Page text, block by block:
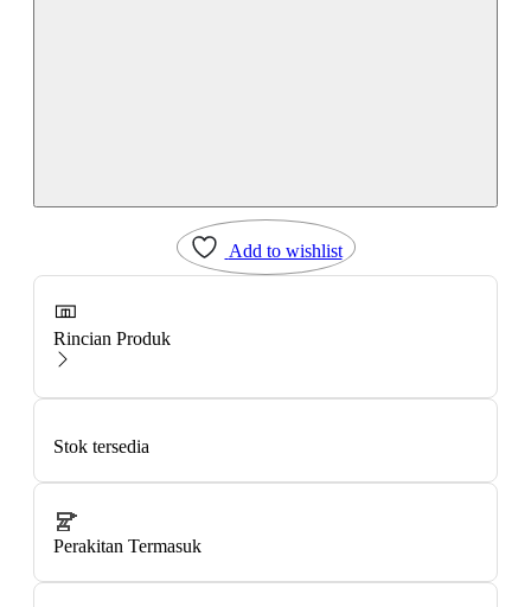
Add to wishlist
Rincian Produk
Stok tersedia
Perakitan Termasuk